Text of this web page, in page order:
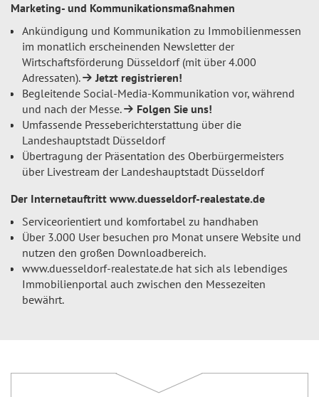
Marketing- und Kommunikationsmaßnahmen
Ankündigung und Kommunikation zu Immobilienmessen
im monatlich erscheinenden Newsletter der
Wirtschaftsförderung Düsseldorf (mit über 4.000
Adressaten).
Jetzt registrieren!
Begleitende Social-Media-Kommunikation vor, während
und nach der Messe.
Folgen Sie uns!
Umfassende Presseberichterstattung über die
Landeshauptstadt Düsseldorf
Übertragung der Präsentation des Oberbürgermeisters
über Livestream der Landeshauptstadt Düsseldorf
Der Internetauftritt www.duesseldorf-realestate.de
Serviceorientiert und komfortabel zu handhaben
Über 3.000 User besuchen pro Monat unsere Website und
nutzen den großen Downloadbereich.
www.duesseldorf-realestate.de hat sich als lebendiges
Immobilienportal auch zwischen den Messezeiten
bewährt.